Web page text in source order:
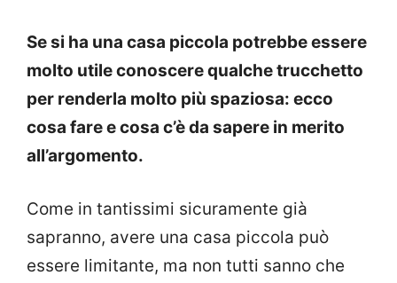
Se si ha una casa piccola potrebbe essere
molto utile conoscere qualche trucchetto
per renderla molto più spaziosa: ecco
cosa fare e cosa c’è da sapere in merito
all’argomento.
Come in tantissimi sicuramente già
sapranno, avere una casa piccola può
essere limitante, ma non tutti sanno che